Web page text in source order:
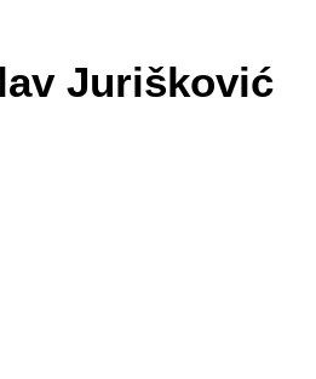
Jurišković